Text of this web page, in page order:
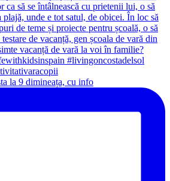
la 9 dimineața, cu info